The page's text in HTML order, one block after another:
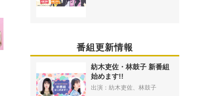
番組更新情報
紡木吏佐・林鼓子 新番組
始めます!!
出演：紡木吏佐、林鼓子